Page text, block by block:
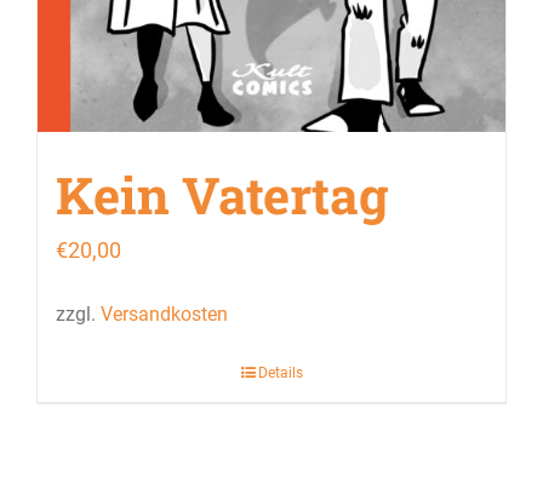
Kein Vatertag
€20,00
zzgl. Versandkosten
Details